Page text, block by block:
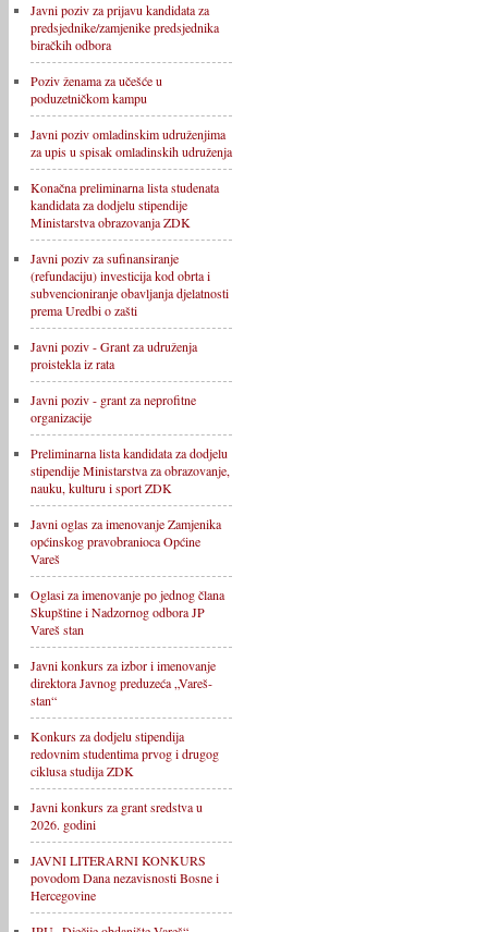
Javni poziv za prijavu kandidata za
predsjednike/zamjenike predsjednika
biračkih odbora
Poziv ženama za učešće u
poduzetničkom kampu
Javni poziv omladinskim udruženjima
za upis u spisak omladinskih udruženja
Konačna preliminarna lista studenata
kandidata za dodjelu stipendije
Ministarstva obrazovanja ZDK
Javni poziv za sufinansiranje
(refundaciju) investicija kod obrta i
subvencioniranje obavljanja djelatnosti
prema Uredbi o zašti
Javni poziv - Grant za udruženja
proistekla iz rata
Javni poziv - grant za neprofitne
organizacije
Preliminarna lista kandidata za dodjelu
stipendije Ministarstva za obrazovanje,
nauku, kulturu i sport ZDK
Javni oglas za imenovanje Zamjenika
općinskog pravobranioca Općine
Vareš
Oglasi za imenovanje po jednog člana
Skupštine i Nadzornog odbora JP
Vareš stan
Javni konkurs za izbor i imenovanje
direktora Javnog preduzeća „Vareš-
stan“
Konkurs za dodjelu stipendija
redovnim studentima prvog i drugog
ciklusa studija ZDK
Javni konkurs za grant sredstva u
2026. godini
JAVNI LITERARNI KONKURS
povodom Dana nezavisnosti Bosne i
Hercegovine